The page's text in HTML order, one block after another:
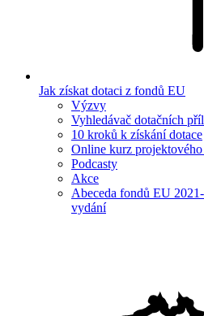
Jak získat dotaci z fondů EU
Výzvy
Vyhledávač dotačních
10 kroků k získání dotace
Online kurz
Podcasty
Akce
Abeceda fondů EU
vydání